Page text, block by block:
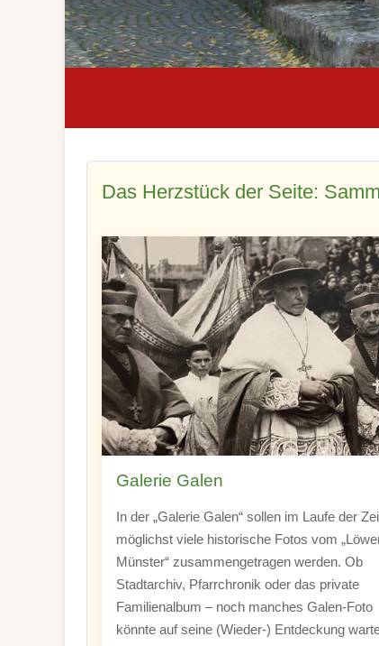
Das Herzstück der Seite:
Galerie Galen
In der „Galerie Galen“ sollen im Laufe der
möglichst viele historische Fotos vom
Münster“ zusammengetragen werden. Ob
Stadtarchiv, Pfarrchronik oder das private
Familienalbum – noch manches Galen-Foto
könnte auf seine (Wieder-) Entdeckung